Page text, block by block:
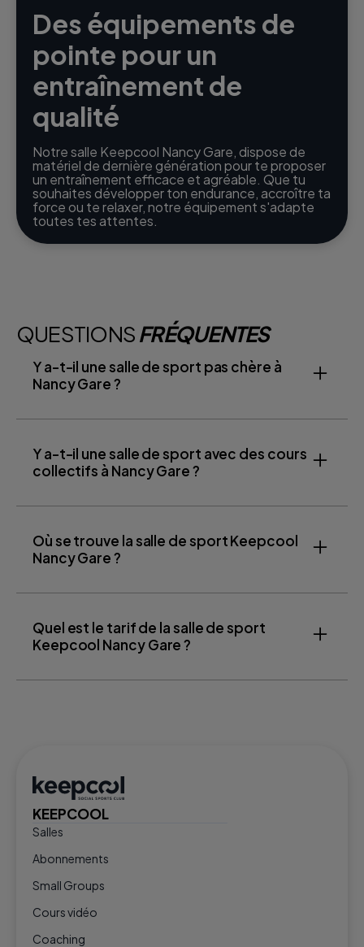
Des équipements de
pointe pour un
entraînement de
qualité
Notre salle Keepcool Nancy Gare, dispose de
matériel de dernière génération pour te proposer
un entraînement efficace et agréable. Que tu
souhaites développer ton endurance, accroître ta
force ou te relaxer, notre équipement s'adapte
toutes tes attentes.
QUESTIONSFRÉQUENTES
Y a-t-il une salle de sport pas chère à
Nancy Gare ?
Y a-t-il une salle de sport avec des cours
collectifs à Nancy Gare ?
Où se trouve la salle de sport Keepcool
Nancy Gare ?
Quel est le tarif de la salle de sport
Keepcool Nancy Gare ?
KEEPCOOL
Salles
Abonnements
Small Groups
Cours vidéo
Coaching